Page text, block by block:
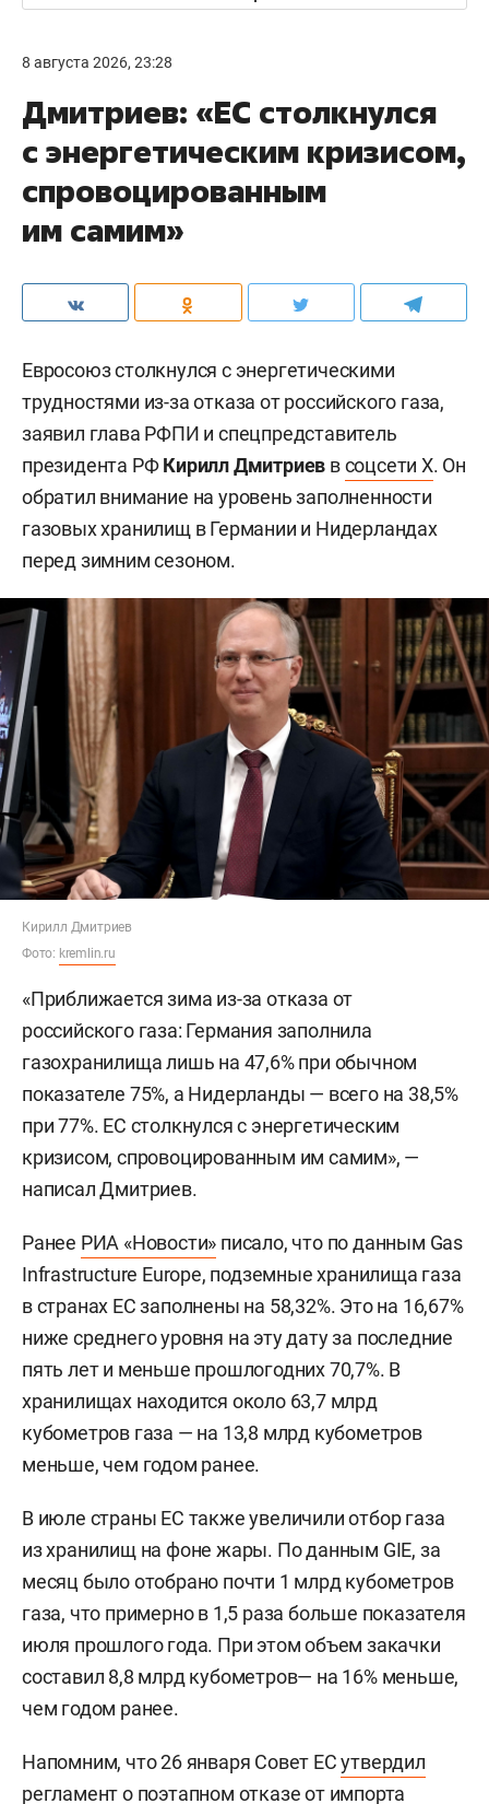
8 августа 2026, 23:28
Дмитриев: «ЕС столкнулся
с энергетическим кризисом,
спровоцированным
им самим»
Евросоюз столкнулся с энергетическими
трудностями из-за отказа от российского газа,
заявил глава РФПИ и спецпредставитель
президента РФКирилл Дмитриев всоцсети X. Он
обратил внимание на уровень заполненности
газовых хранилищ в Германии и Нидерландах
перед зимним сезоном.
Кирилл Дмитриев
Фото: kremlin.ru
«Приближается зима из-за отказа от
российского газа: Германия заполнила
газохранилища лишь на 47,6% при обычном
показателе 75%, а Нидерланды — всего на 38,5%
при 77%. ЕС столкнулся с энергетическим
кризисом, спровоцированным им самим», —
написал Дмитриев.
Ранее РИА «Новости» писало, что по данным Gas
Infrastructure Europe, подземные хранилища газа
в странах ЕС заполнены на 58,32%. Это на 16,67%
ниже среднего уровня на эту дату за последние
пять лет и меньше прошлогодних 70,7%. В
хранилищах находится около 63,7 млрд
кубометров газа — на 13,8 млрд кубометров
меньше, чем годом ранее.
В июле страны ЕС также увеличили отбор газа
из хранилищ на фоне жары. По данным GIE, за
месяц было отобрано почти 1 млрд кубометров
газа, что примерно в 1,5 раза больше показателя
июля прошлого года. При этом объем закачки
составил 8,8 млрд кубометров— на 16% меньше,
чем годом ранее.
Напомним, что 26 января Совет ЕСутвердил
регламент о поэтапном отказе от импорта